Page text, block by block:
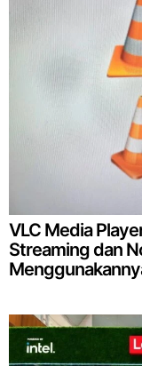
VLC Media
Streaming dan